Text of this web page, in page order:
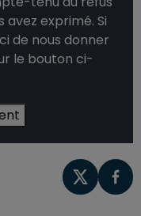
avez exprimé. Si
de nous donner
le bouton ci-